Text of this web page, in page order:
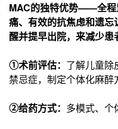
MAC的独特优势——全程
痛、有效的抗焦虑和遗
醒并提早出院，来减少患
①术前评估： 了解儿童除
禁忌症，制定个体化麻醉
②给药方式： 多模式、个